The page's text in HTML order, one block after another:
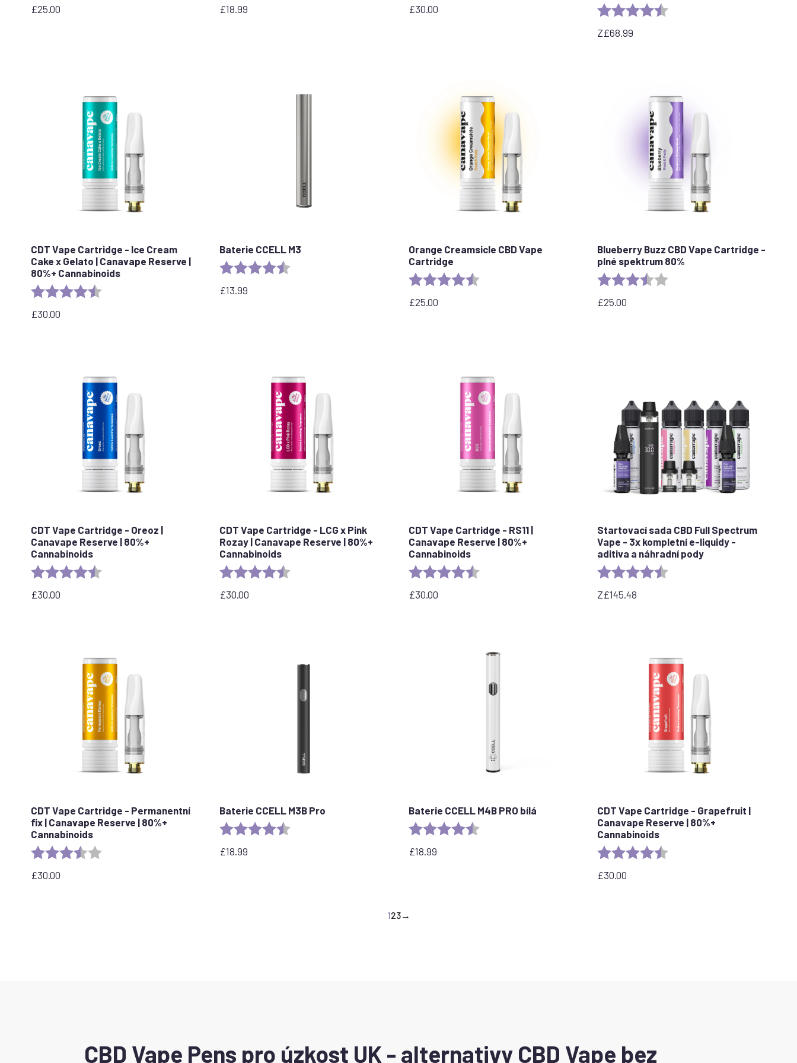
£25.00 £18.99 £30.00 Rating:
Z£68.99
CDT Vape Cartridge - Ice Cream
Cake x Gelato | Canavape Reserve |
80%+ Cannabinoids
Rating:
£30.00
Baterie CCELL M3
Rating:
£13.99
Orange Creamsicle CBD Vape
Cartridge
Rating: 4.2 out of 5 stars
£25.00
Blueberry Buzz CBD Vape Cartridge -
plné spektrum 80%
Rating:
£25.00
CDT Vape Cartridge - Oreoz |
Canavape Reserve | 80%+
Cannabinoids
Rating:
£30.00
CDT Vape Cartridge - LCG x Pink
Rozay | Canavape Reserve | 80%+
Cannabinoids
Rating:
£30.00
CDT Vape Cartridge - RS11 |
Canavape Reserve | 80%+
Cannabinoids
Rating: 4.7 out of 5 stars
£30.00
Startovací sada CBD Full Spectrum
Vape - 3x kompletní e-liquidy -
aditiva a náhradní pody
Rating:
Z£145.48
CDT Vape Cartridge - Permanentní
fix | Canavape Reserve | 80%+
Cannabinoids
Rating:
£30.00
Baterie CCELL M3B Pro
Rating:
£18.99
Baterie CCELL M4B PRO bílá
Rating: 4.2 out of 5 stars
£18.99
CDT Vape Cartridge - Grapefruit |
Canavape Reserve | 80%+
Cannabinoids
Rating:
£30.00
123→
CBD Vape Pens pro úzkost UK - alternativy CBD Vape bez